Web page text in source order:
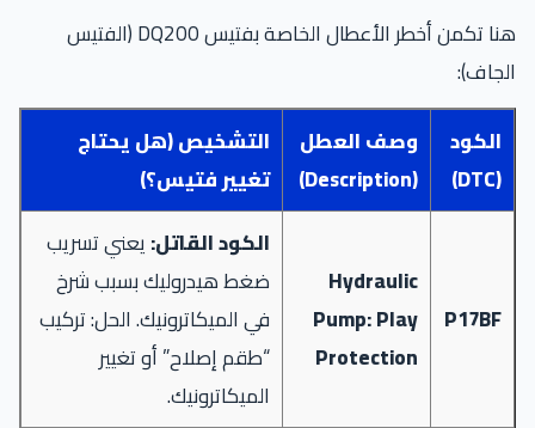
هنا تكمن أخطر الأعطال الخاصة بفتيس DQ200 (الفتيس
الجاف):
الكود
(DTC)
وصف العطل
(Description)
التشخيص (هل يحتاج
تغيير فتيس؟)
P17BF
Hydraulic
Pump: Play
Protection
الكود القاتل:يعني تسريب
ضغط هيدروليك بسبب شرخ
في الميكاترونيك. الحل: تركيب
“طقم إصلاح” أو تغيير
الميكاترونيك.